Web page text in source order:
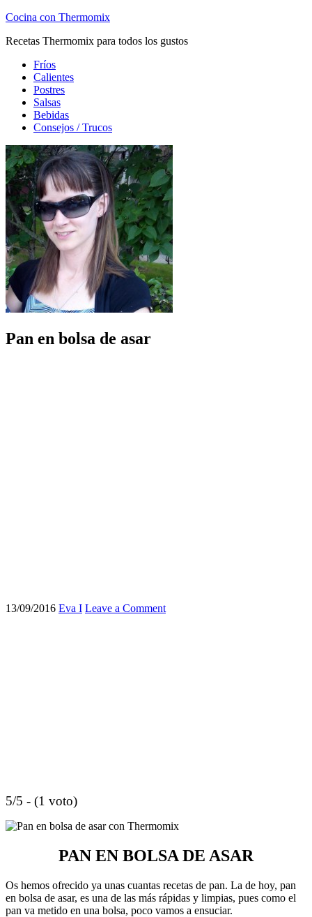
Cocina con Thermomix
Recetas Thermomix para todos los gustos
Fríos
Calientes
Postres
Salsas
Bebidas
Consejos / Trucos
Pan en bolsa de asar
13/09/2016 Eva I Leave a Comment
5/5 - (1 voto)
PAN EN BOLSA DE ASAR
Os hemos ofrecido ya unas cuantas recetas de pan. La de hoy, pan
en bolsa de asar, es una de las más rápidas y limpias, pues como el
pan va metido en una bolsa, poco vamos a ensuciar.